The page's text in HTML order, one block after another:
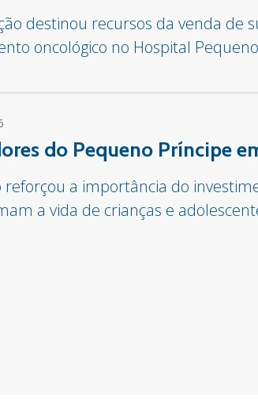
destinou recursos da venda de
oncológico no Hospital
do Pequeno Príncipe
reforçou a importância do
a vida de crianças e